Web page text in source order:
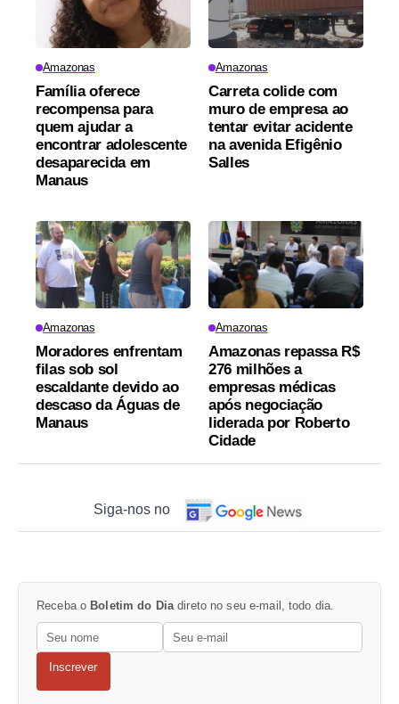
Amazonas
Família oferece
recompensa para
quem ajudar a
encontrar adolescente
desaparecida em
Manaus
Amazonas
Carreta colide com
muro de empresa ao
tentar evitar acidente
na avenida Efigênio
Salles
Amazonas
Moradores enfrentam
filas sob sol
escaldante devido ao
descaso da Águas de
Manaus
Amazonas
Amazonas repassa R$
276 milhões a
empresas médicas
após negociação
liderada por Roberto
Cidade
Siga-nos no
Receba o Boletim do Dia direto no seu e-mail, todo dia.
Inscrever